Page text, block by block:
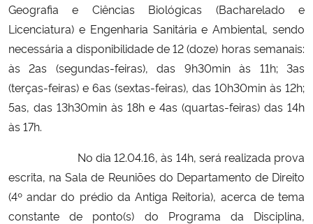
Secretaria de Governo
Gabinete de Segurança Institucional
Advocacia-Geral da União
Banco Central do Brasil
Geografia e Ciências Biológicas (Bacharelado e
Licenciatura) e Engenharia Sanitária e Ambiental, sendo
necessária a disponibilidade de 12 (doze) horas semanais:
às 2as (segundas-feiras), das 9h30min às 11h; 3as
(terças-feiras) e 6as (sextas-feiras), das 10h30min às 12h;
5as, das 13h30min às 18h e 4as (quartas-feiras) das 14h
às 17h.
No dia12.04.16, às 14h, será realizada prova
escrita, na Sala de Reuniões do Departamento de Direito
(4º andar do prédio da Antiga Reitoria), acerca de tema
constante de ponto(s) do Programa da Disciplina,